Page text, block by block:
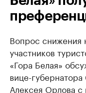
Вопрос снижения
участников
«Гора Белая»
вице-
Алексея Орлова